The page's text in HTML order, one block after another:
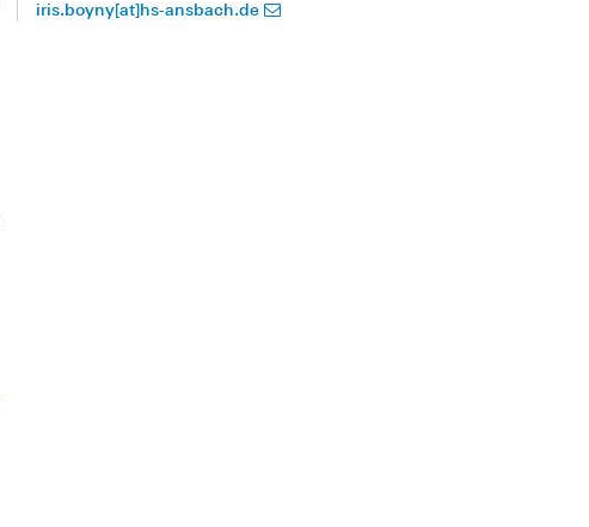
iris.boyny[at]hs-ansbach.de